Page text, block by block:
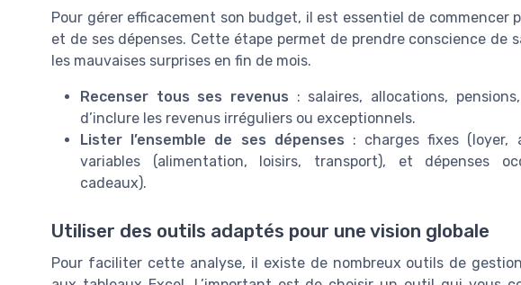
Pour gérer efficacement son budget, il est essentiel de commencer
et de ses dépenses. Cette étape permet de prendre conscience de
les mauvaises surprises en fin de mois.
Recenser tous ses revenus : salaires, allocations,
d’inclure les revenus irréguliers ou exceptionnels.
Lister l’ensemble de ses dépenses : charges fixes (loyer,
variables (alimentation, loisirs, transport), et dépenses
cadeaux).
Utiliser des outils adaptés pour une vision globale
Pour faciliter cette analyse, il existe de nombreux outils de